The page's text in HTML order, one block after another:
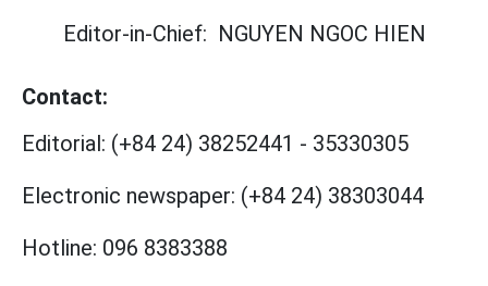
Editor-in-Chief: NGUYEN NGOC HIEN
Contact:
Editorial: (+84 24) 38252441 - 35330305
Electronic newspaper: (+84 24) 38303044
Hotline: 096 8383388